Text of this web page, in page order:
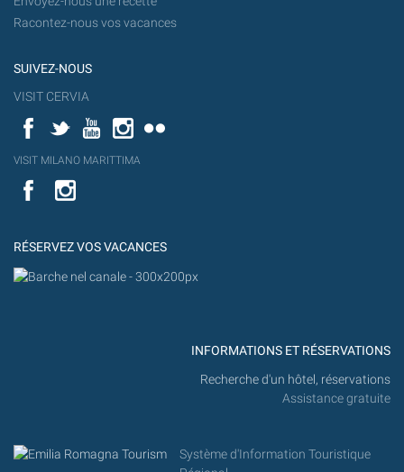
Racontez-nous vos vacances
SUIVEZ-NOUS
VISIT CERVIA
FacebookTwitterYouTubeInstagram
YouT
VISIT MILANO MARITTIMA
Flick
VISIT
MILANO
YouTube
RÉSERVEZ VOS VACANCES
INFORMATIONS ET RÉSERVATIONS
Recherche d'un hôtel, réservations
Assistance gratuite
Système d'Information Touristique